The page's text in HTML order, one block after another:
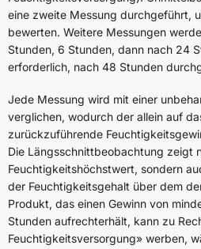
eine zweite Messung durchgeführt,
bewerten. Weitere Messungen
Stunden, 6 Stunden, dann nach 24
erforderlich, nach 48 Stunden
Jede Messung wird mit einer
verglichen, wodurch der allein auf
zurückzuführende
Die Längsschnittbeobachtung zeigt
Feuchtigkeitshöchstwert, sondern
der Feuchtigkeitsgehalt über dem
Produkt, das einen Gewinn von
Stunden aufrechterhält, kann zu
Feuchtigkeitsversorgung» werben,